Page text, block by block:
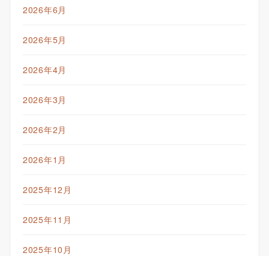
2026年6月
2026年5月
2026年4月
2026年3月
2026年2月
2026年1月
2025年12月
2025年11月
2025年10月